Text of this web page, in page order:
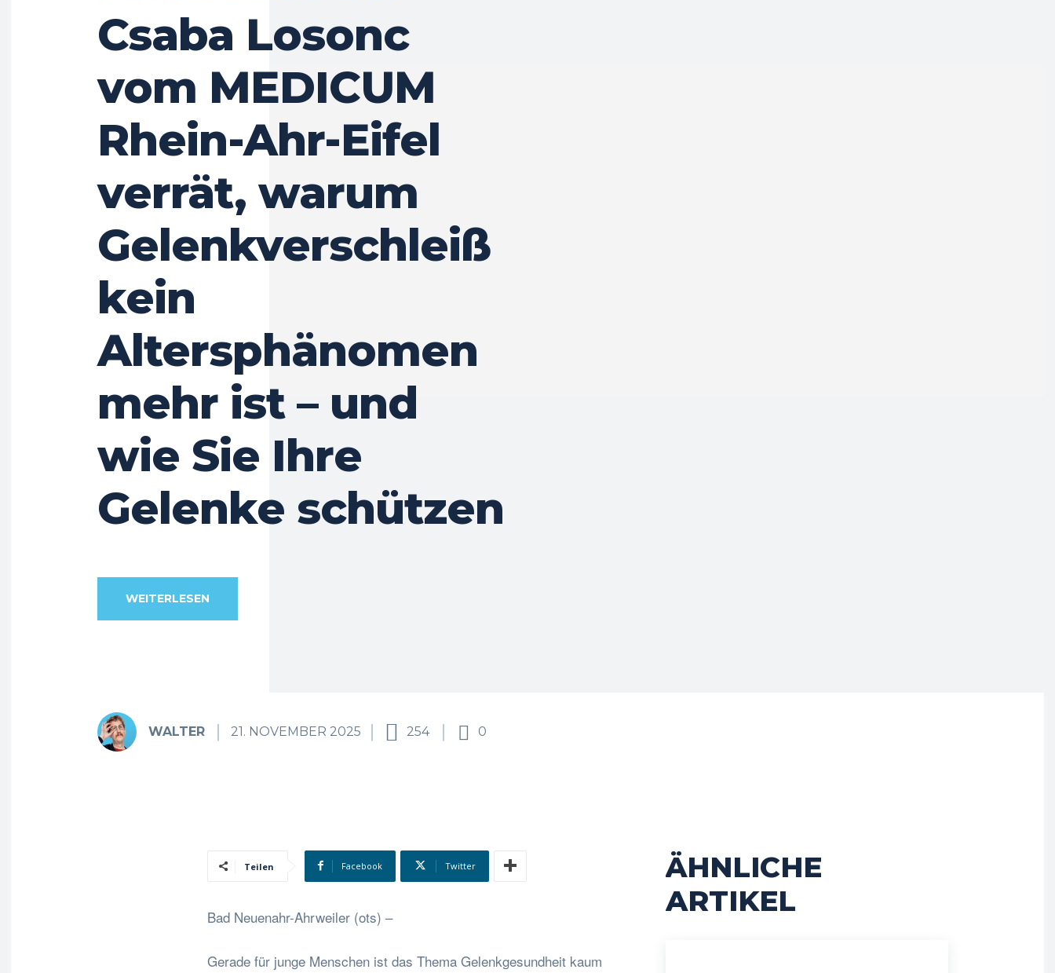
Csaba Losonc
vom MEDICUM
Rhein-Ahr-Eifel
verrät, warum
Gelenkverschleiß
kein
Altersphänomen
mehr ist – und
wie Sie Ihre
Gelenke schützen
WEITERLESEN
WALTER 21. NOVEMBER 2025 254 0
Teilen Facebook Twitter
Bad Neuenahr-Ahrweiler (ots) –
Gerade für junge Menschen ist das Thema Gelenkgesundheit kaum
ÄHNLICHE
ARTIKEL